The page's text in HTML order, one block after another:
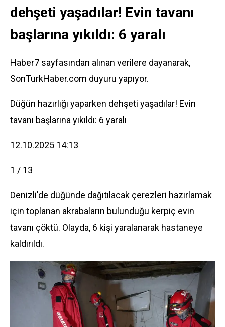
dehşeti yaşadılar! Evin tavanı
başlarına yıkıldı: 6 yaralı
Haber7 sayfasından alınan verilere dayanarak,
SonTurkHaber.com duyuru yapıyor.
Düğün hazırlığı yaparken dehşeti yaşadılar! Evin
tavanı başlarına yıkıldı: 6 yaralı
12.10.2025 14:13
1 / 13
Denizli'de düğünde dağıtılacak çerezleri hazırlamak
için toplanan akrabaların bulunduğu kerpiç evin
tavanı çöktü. Olayda, 6 kişi yaralanarak hastaneye
kaldırıldı.